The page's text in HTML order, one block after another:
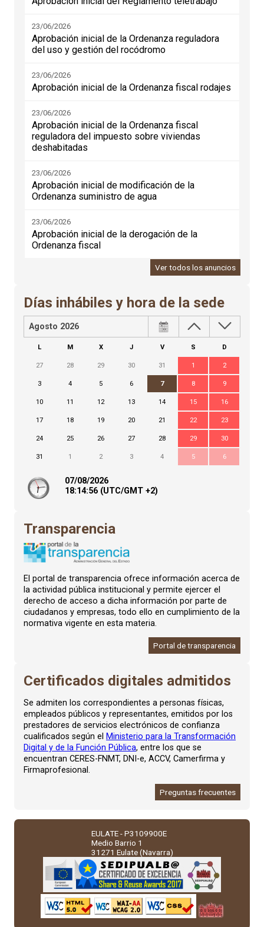
23/06/2026
Aprobación inicial de la Ordenanza reguladora
del uso y gestión del rocódromo
23/06/2026
Aprobación inicial de la Ordenanza fiscal rodajes
23/06/2026
Aprobación inicial de la Ordenanza fiscal
reguladora del impuesto sobre viviendas
deshabitadas
23/06/2026
Aprobación inicial de modificación de la
Ordenanza suministro de agua
23/06/2026
Aprobación inicial de la derogación de la
Ordenanza fiscal
Ver todos los anuncios
Días inhábiles y hora de la sede
Agosto 2026
L M X J V S D
27 28 29 30 31 1 2
3 4 5 6 7 8 9
10 11 12 13 14 15 16
17 18 19 20 21 22 23
24 25 26 27 28 29 30
31 1 2 3 4 5 6
07/08/2026
18:14:57 (UTC/GMT +2)
Transparencia
El portal de transparencia ofrece información acerca de
la actividad pública institucional y permite ejercer el
derecho de acceso a dicha información por parte de
ciudadanos y empresas, todo ello en cumplimiento de la
normativa vigente en esta materia.
Portal de transparencia
Certificados digitales admitidos
Se admiten los correspondientes a personas físicas,
empleados públicos y representantes, emitidos por los
prestadores de servicios electrónicos de confianza
cualificados según el Ministerio para la Transformación
Digital y de la Función Pública, entre los que se
encuentran CERES-FNMT, DNI-e, ACCV, Camerfirma y
Firmaprofesional.
Preguntas frecuentes
EULATE - P3109900E
Medio Barrio 1
31271 Eulate (Navarra)